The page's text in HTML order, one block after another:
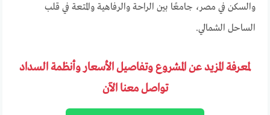
والسكن في مصر، جامعًا بين الراحة والرفاهية والمتعة في قلب
الساحل الشمالي.
لمعرفة المزيد عن المشروع وتفاصيل الأسعار وأنظمة السداد
تواصل معنا الآن